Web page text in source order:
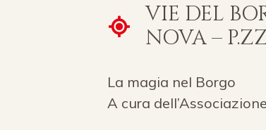
VIE DEL
NOVA –
La magia nel Borgo
A cura